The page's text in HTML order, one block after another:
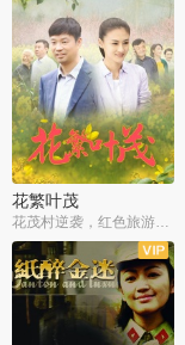
花繁叶茂
花茂村逆袭，红色旅游出圈
全42集